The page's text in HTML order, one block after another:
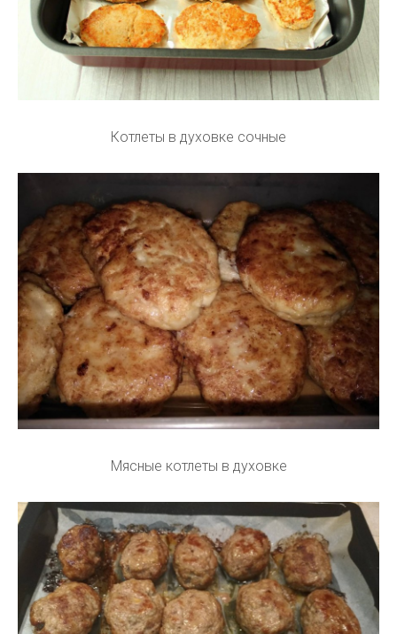
Котлеты в духовке сочные
Мясные котлеты в духовке